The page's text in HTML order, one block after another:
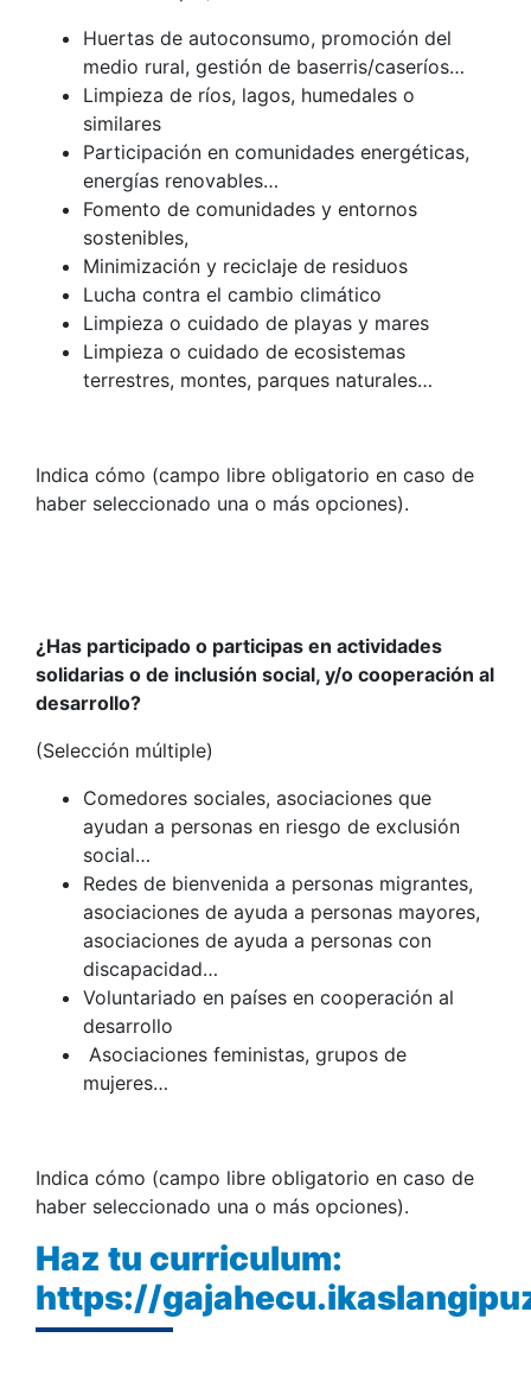
Huertas de autoconsumo, promoción del
medio rural, gestión de baserris/caseríos…
Limpieza de ríos, lagos, humedales o
similares
Participación en comunidades energéticas,
energías renovables…
Fomento de comunidades y entornos
sostenibles,
Minimización y reciclaje de residuos
Lucha contra el cambio climático
Limpieza o cuidado de playas y mares
Limpieza o cuidado de ecosistemas
terrestres, montes, parques naturales…
Indica cómo (campo libre obligatorio en caso de
haber seleccionado una o más opciones).
¿Has participado o participas en actividades
solidarias o de inclusión social, y/o cooperación al
desarrollo?
(Selección múltiple)
Comedores sociales, asociaciones que
ayudan a personas en riesgo de exclusión
social…
Redes de bienvenida a personas migrantes,
asociaciones de ayuda a personas mayores,
asociaciones de ayuda a personas con
discapacidad…
Voluntariado en países en cooperación al
desarrollo
Asociaciones feministas, grupos de
mujeres…
Indica cómo (campo libre obligatorio en caso de
haber seleccionado una o más opciones).
Haz tu curriculum:
https://